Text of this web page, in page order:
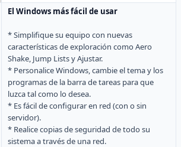
El Windows más fácil de usar
* Simplifique su equipo con nuevas
características de exploración como Aero
Shake, Jump Lists y Ajustar.
* Personalice Windows, cambie el tema y los
programas de la barra de tareas para que
luzca tal como lo desea.
* Es fácil de configurar en red (con o sin
servidor).
* Realice copias de seguridad de todo su
sistema a través de una red.